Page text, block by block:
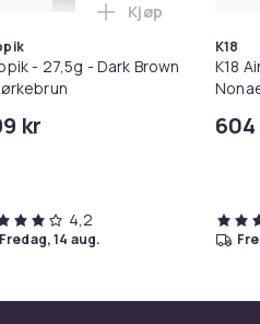
- To The Bone (CD) i
- 27,5g - Dark Brown
kr
Legg Toppik -
Kjøp
4,2
fredag, 14 aug.
K18
K18
604